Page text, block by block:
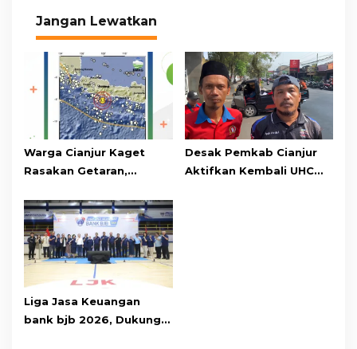
Jangan Lewatkan
Warga Cianjur Kaget
Rasakan Getaran,
Berpusat di
Pangandaran
Desak Pemkab Cianjur
Aktifkan Kembali UHC
Liga Jasa Keuangan
bank bjb 2026, Dukung